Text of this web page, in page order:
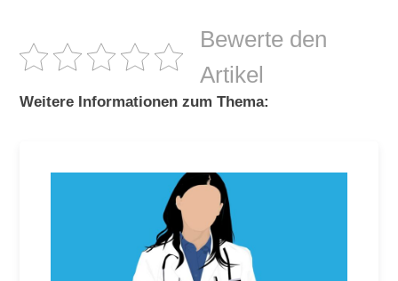
Bewerte den
Artikel
Weitere Informationen zum Thema: